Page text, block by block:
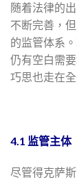
随着法律的
不断完善，
的监管体系
仍有空白需
巧思也走在
4.1 监管主体
尽管得克萨